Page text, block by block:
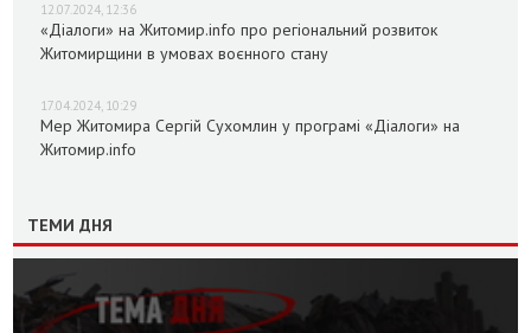
12.07.2024, 12:36
«Діалоги» на Житомир.info про регіональний розвиток
Житомирщини в умовах воєнного стану
17.04.2024, 10:29
Мер Житомира Сергій Сухомлин у програмі «Діалоги» на
Житомир.info
ТЕМИ ДНЯ